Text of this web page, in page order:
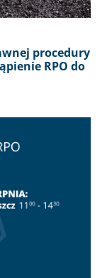
procedury
RPO do